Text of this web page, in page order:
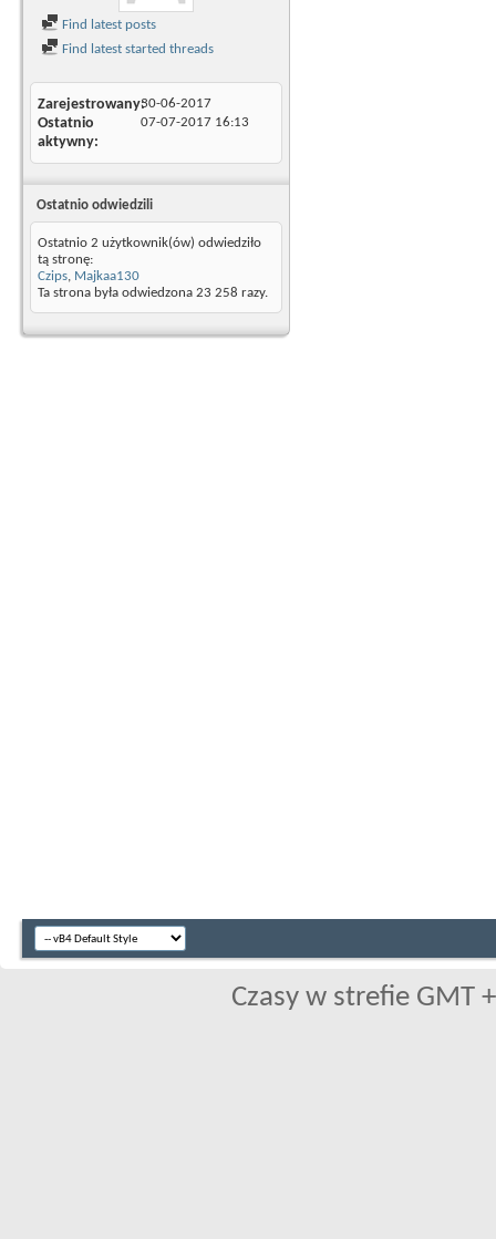
Find latest posts
Find latest started threads
Zarejestrowany30-06-2017
Ostatnio
aktywny
07-07-2017 16:13
Ostatnio odwiedzili
Ostatnio 2 użytkownik(ów) odwiedziło
tą stronę:
Czips, Majkaa130
Ta strona była odwiedzona 23 258 razy.
Czasy w strefie GMT